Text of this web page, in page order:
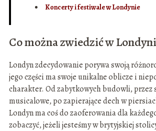
Koncerty i festiwale w Londynie
Co można zwiedzić w
Londyn zdecydowanie porywa swoją
jego części ma swoje unikalne oblicze i
charakter. Od zabytkowych budowli, przez
musicalowe, po zapierające dech w
Londyn ma coś do zaoferowania dla
zobaczyć, jeżeli jesteśmy w brytyjskiej